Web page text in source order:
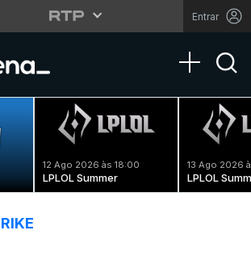
Entrar
Toggle
12 Ago 2026 às 18:00
LPLOL Summer
13 Ago 2026
LPLOL